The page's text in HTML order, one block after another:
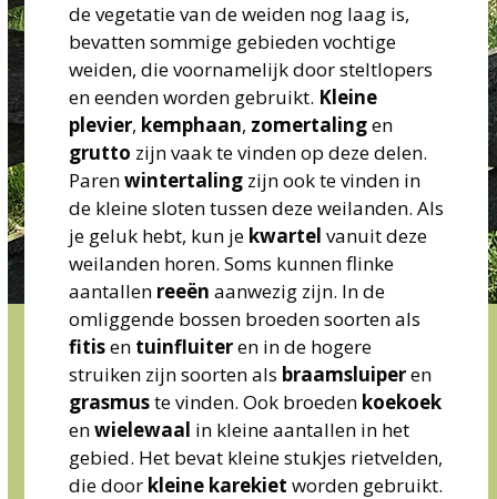
devegetatievandeweiden nog laag is,
bevattensommige gebiedenvochtige
weiden, dievoornamelijkdoorsteltlopers
eneendenworden gebruikt. Kleine
plevier, kemphaan, zomertalingen
grutto zijnvaaktevindenop dezedelen.
Parenwintertaling zijnooktevinden in
de kleineslotentussendezeweilanden. Als
je geluk hebt, kun je kwartelvanuitdeze
weilanden horen. Soms kunnenflinke
aantallen reeënaanwezig zijn. Inde
omliggende bossen broedensoortenals
fitisen tuinfluiteren inde hogere
struiken zijnsoortenals braamsluiperen
grasmustevinden. Ook broeden koekoek
enwielewaal in kleineaantallen in het
gebied. Het bevat kleinestukjes rietvelden,
diedoor kleine karekietworden gebruikt.